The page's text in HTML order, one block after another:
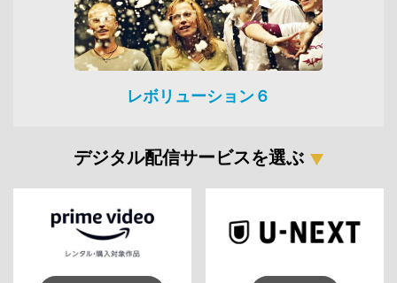
レボリューション６
デジタル配信サービスを選ぶ